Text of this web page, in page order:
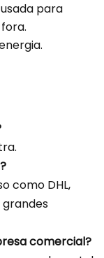
para
.
como DHL,
grandes
comercial?